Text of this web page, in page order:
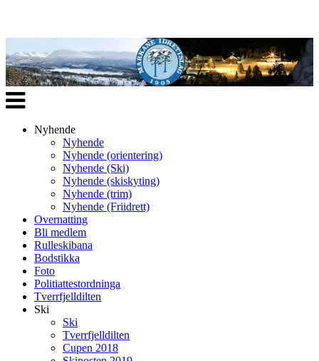
Veksle
navigasjon
Nyhende
Nyhende
Nyhende (orientering)
Nyhende (Ski)
Nyhende (skiskyting)
Nyhende (trim)
Nyhende (Friidrett)
Overnatting
Bli medlem
Rulleskibana
Bodstikka
Foto
Politiattestordninga
Tverrfjelldilten
Ski
Ski
Tverrfjelldilten
Cupen 2018